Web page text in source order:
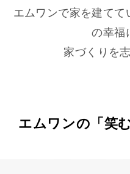
エムワンで家を建てて
の幸福
家づくりを
エムワンの「笑